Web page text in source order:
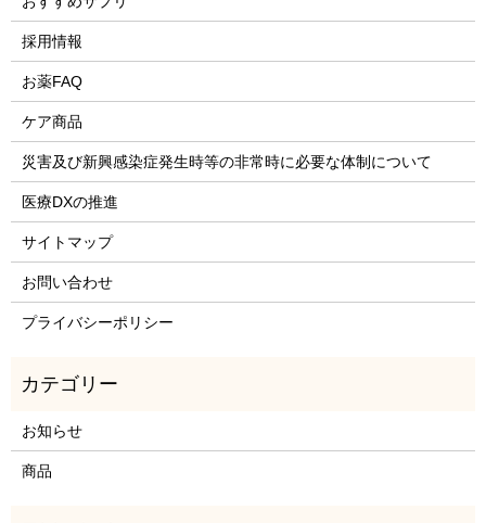
採用情報
お薬FAQ
ケア商品
災害及び新興感染症発生時等の非常時に必要な体制について
医療DXの推進
サイトマップ
お問い合わせ
プライバシーポリシー
お知らせ
商品